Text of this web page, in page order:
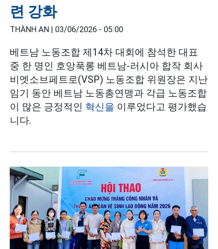
련 강화
THÀNH AN | 03/06/2026 - 05:00
베트남 노동조합 제14차 대회에 참석한 대표
중 한 명인 호앙푹롱 베트남-러시아 합작 회사
비엣소브페트로(VSP) 노동조합 위원장은 지난
임기 동안 베트남 노동총연맹과 각급 노동조합
이 많은 긍정적인 혁신을 이루었다고 평가했습
니다.